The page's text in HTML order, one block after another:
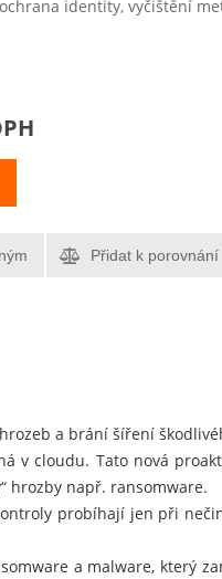
identity, vyčištění
Přidat k porovnání
a brání šíření
v cloudu. Tato nová
hrozby např. ransomware.
probíhají jen při
a malware, který